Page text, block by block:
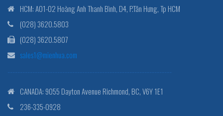
HCM: A01-02 Hoàng Anh Thanh Bình, D4, P.Tân Hưng, Tp HCM
(028) 3620.5803
(028) 3620.5807
sales1@mienhua.com
------------------------------------------------------------------
CANADA: 9055 Dayton Avenue Richmond, BC, V6Y 1E1
236-335-0928